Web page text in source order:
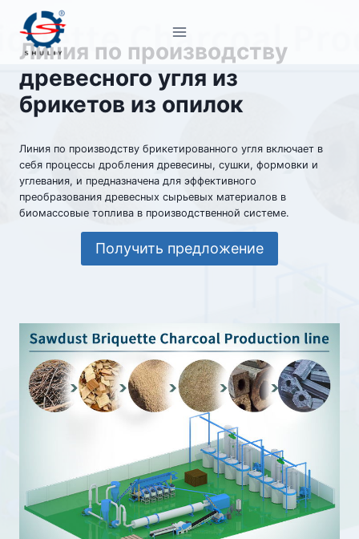
Перейти
содержимому
Линия по производству
древесного угля из
брикетов из опилок
Линия по производству брикетированного угля включает в
себя процессы дробления древесины, сушки, формовки и
углевания, и предназначена для эффективного
преобразования древесных сырьевых материалов в
биомассовые топлива в производственной системе.
Получить предложение